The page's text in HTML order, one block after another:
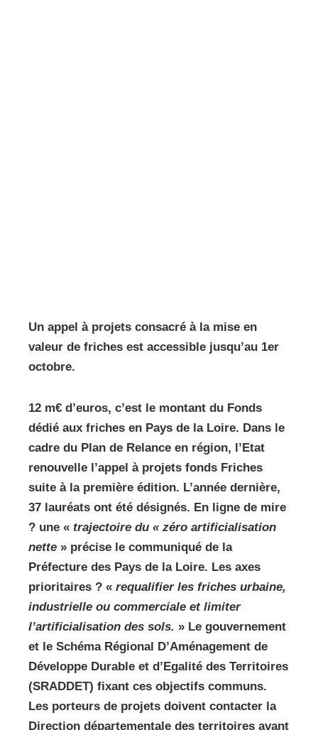
Un appel à projets consacré à la mise en
valeur de friches est accessible jusqu’au 1er
octobre.
12 m€ d’euros, c’est le montant du Fonds
dédié aux friches en Pays de la Loire. Dans le
cadre du Plan de Relance en région, l’Etat
renouvelle l’appel à projets fonds Friches
suite à la première édition. L’année dernière,
37 lauréats ont été désignés. En ligne de mire
? une « trajectoire du « zéro artificialisation
nette » précise le communiqué de la
Préfecture des Pays de la Loire. Les axes
prioritaires ? « requalifier les friches urbaine,
industrielle ou commerciale et limiter
l’artificialisation des sols. » Le gouvernement
et le Schéma Régional D’Aménagement de
Développe Durable et d’Egalité des Territoires
(SRADDET) fixant ces objectifs communs.
Les porteurs de projets doivent contacter la
Direction départementale des territoires avant